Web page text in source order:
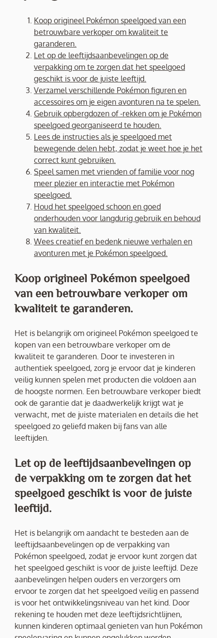
Koop origineel Pokémon speelgoed van een
betrouwbare verkoper om kwaliteit te
garanderen.
Let op de leeftijdsaanbevelingen op de
verpakking om te zorgen dat het speelgoed
geschikt is voor de juiste leeftijd.
Verzamel verschillende Pokémon figuren en
accessoires om je eigen avonturen na te spelen.
Gebruik opbergdozen of -rekken om je Pokémon
speelgoed georganiseerd te houden.
Lees de instructies als je speelgoed met
bewegende delen hebt, zodat je weet hoe je het
correct kunt gebruiken.
Speel samen met vrienden of familie voor nog
meer plezier en interactie met Pokémon
speelgoed.
Houd het speelgoed schoon en goed
onderhouden voor langdurig gebruik en behoud
van kwaliteit.
Wees creatief en bedenk nieuwe verhalen en
avonturen met je Pokémon speelgoed.
Koop origineel Pokémon speelgoed
van een betrouwbare verkoper om
kwaliteit te garanderen.
Het is belangrijk om origineel Pokémon speelgoed te
kopen van een betrouwbare verkoper om de
kwaliteit te garanderen. Door te investeren in
authentiek speelgoed, zorg je ervoor dat je kinderen
veilig kunnen spelen met producten die voldoen aan
de hoogste normen. Een betrouwbare verkoper biedt
ook de garantie dat je daadwerkelijk krijgt wat je
verwacht, met de juiste materialen en details die het
speelgoed zo geliefd maken bij fans van alle
leeftijden.
Let op de leeftijdsaanbevelingen op
de verpakking om te zorgen dat het
speelgoed geschikt is voor de juiste
leeftijd.
Het is belangrijk om aandacht te besteden aan de
leeftijdsaanbevelingen op de verpakking van
Pokémon speelgoed, zodat je ervoor kunt zorgen dat
het speelgoed geschikt is voor de juiste leeftijd. Deze
aanbevelingen helpen ouders en verzorgers om
ervoor te zorgen dat het speelgoed veilig en passend
is voor het ontwikkelingsniveau van het kind. Door
rekening te houden met deze leeftijdsrichtlijnen,
kunnen kinderen optimaal genieten van hun Pokémon